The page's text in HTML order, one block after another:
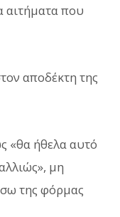
αιτήματα που
αποδέκτη της
«θα ήθελα αυτό
μη
της φόρμας